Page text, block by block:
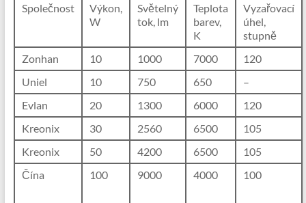
Společnost
Výkon,
W
Světelný
tok, lm
Teplota
barev,
K
Vyzařovací
úhel,
stupně
Zonhan
10 1000 7000
120
Uniel
10 750 650
–
Evlan
20 1300 6000
120
Kreonix
30 2560 6500
105
Kreonix
50 4200 6500
105
Čína
100 9000 4000 100